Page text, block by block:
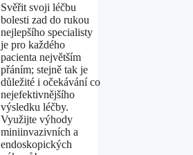
Svěřit svoji léčbu
bolesti zad do rukou
nejlepšího specialisty
je pro každého
pacienta největším
přáním; stejně tak je
důležité i očekávání co
nejefektivnějšího
výsledku léčby.
Využijte výhody
miniinvazivních a
endoskopických